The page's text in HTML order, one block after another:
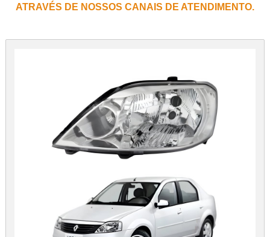
ATRAVÉS DE NOSSOS CANAIS DE ATENDIMENTO.